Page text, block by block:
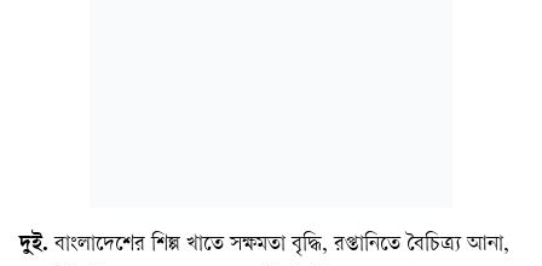
দুই.বাংলাদেশের শিল্প খাতে সক্ষমতা বৃদ্ধি, রপ্তানিতে বৈচিত্র‍্য আনা,